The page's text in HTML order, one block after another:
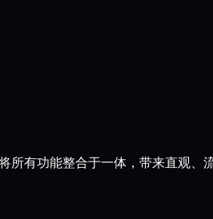
有功能整合于一体，带来直观、